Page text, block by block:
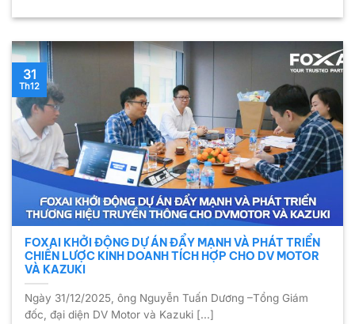
FOXAI KHỞI ĐỘNG DỰ ÁN ĐẨY MẠNH VÀ PHÁT TRIỂN
CHIẾN LƯỢC KINH DOANH TÍCH HỢP CHO DV MOTOR
VÀ KAZUKI
Ngày 31/12/2025, ông Nguyễn Tuấn Dương –Tổng Giám
đốc, đại diện DV Motor và Kazuki [...]
31
Th12